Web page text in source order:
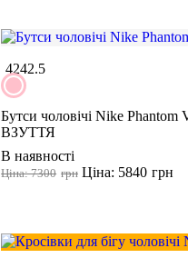
4242.5
Бутси чоловічі Nike
ВЗУТТЯ
В наявності
грн
Ціна: 7300 грн
Ціна: 5840